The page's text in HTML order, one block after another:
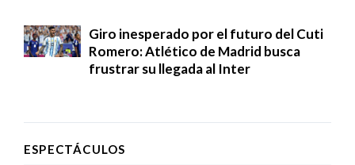
Giro inesperado por el futuro del Cuti
Romero: Atlético de Madrid busca
frustrar su llegada al Inter
ESPECTÁCULOS